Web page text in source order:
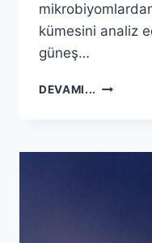
kümesini analiz
güneş…
DEVAMI... BILIM
GELIŞEN